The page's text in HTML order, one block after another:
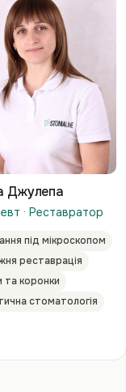
Джулепа
· Реставратор
під мікроскопом
реставрація
та коронки
стоматологія